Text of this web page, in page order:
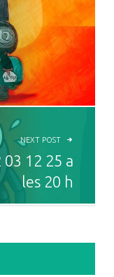
NEXT POST
03 12 25 a
les 20 h